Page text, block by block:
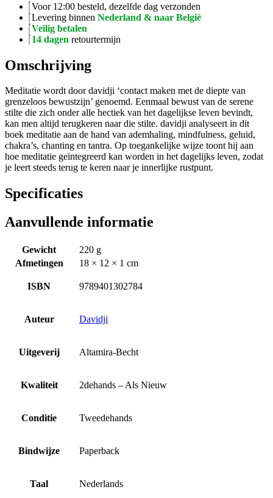
Voor 12:00 besteld, dezelfde dag verzonden
Levering binnen Nederland & naar België
Veilig betalen
14 dagen retourtermijn
Omschrijving
Meditatie wordt door davidji ‘contact maken met de diepte van
grenzeloos bewustzijn’ genoemd. Eenmaal bewust van de serene
stilte die zich onder alle hectiek van het dagelijkse leven bevindt,
kan men altijd terugkeren naar die stilte. davidji analyseert in dit
boek meditatie aan de hand van ademhaling, mindfulness, geluid,
chakra’s, chanting en tantra. Op toegankelijke wijze toont hij aan
hoe meditatie geïntegreerd kan worden in het dagelijks leven, zodat
je leert steeds terug te keren naar je innerlijke rustpunt.
Specificaties
Aanvullende informatie
Gewicht
220 g
Afmetingen
18 × 12 × 1 cm
ISBN 9789401302784
Auteur Davidji
Uitgeverij Altamira-Becht
Kwaliteit 2dehands – Als Nieuw
Conditie Tweedehands
Bindwijze Paperback
Taal Nederlands